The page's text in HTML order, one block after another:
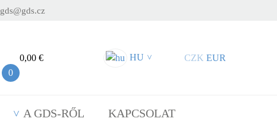
gds@gds.cz
0
0,00 € HU > CZK EUR
A GDS-RŐL KAPCSOLAT